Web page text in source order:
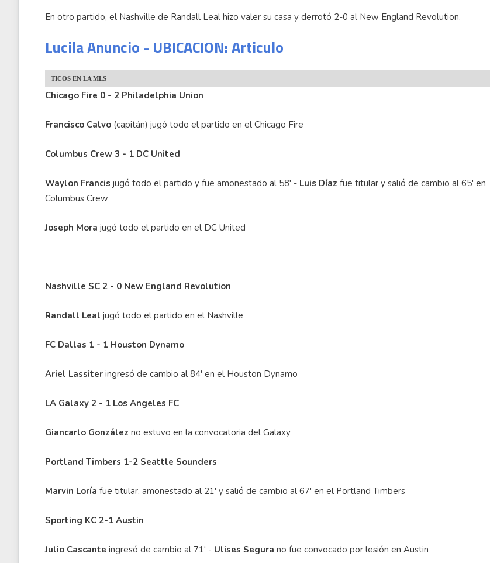
En otro partido, el Nashville de Randall Leal hizo valer su casa y derrotó 2-0 al New England Revolution.
Lucila Anuncio - UBICACION: Articulo
TICOS EN LA MLS
Chicago Fire 0 - 2 Philadelphia Union
Francisco Calvo (capitán) jugó todo el partido en el Chicago Fire
Columbus Crew 3 - 1 DC United
Waylon Francis jugó todo el partido y fue amonestado al 58' - Luis Díaz fue titular y salió de cambio al 65' en
Columbus Crew
Joseph Mora jugó todo el partido en el DC United
Nashville SC 2 - 0 New England Revolution
Randall Leal jugó todo el partido en el Nashville
FC Dallas 1 - 1 Houston Dynamo
Ariel Lassiter ingresó de cambio al 84' en el Houston Dynamo
LA Galaxy 2 - 1 Los Angeles FC
Giancarlo González no estuvo en la convocatoria del Galaxy
Portland Timbers 1-2 Seattle Sounders
Marvin Loría fue titular, amonestado al 21' y salió de cambio al 67' en el Portland Timbers
Sporting KC 2-1 Austin
Julio Cascante ingresó de cambio al 71' - Ulises Segura no fue convocado por lesión en Austin